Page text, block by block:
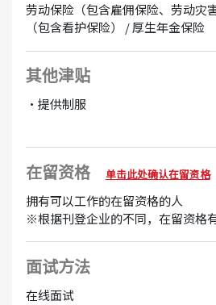
劳动保险（包含雇佣保险、劳动灾
（包含看护保险） / 厚生年金保险
其他津贴
・提供制服
在留资格 单击此处确认在留资格
拥有可以工作的在留资格的人
※根据刊登企业的不同，在留资格
面试方法
在线面试